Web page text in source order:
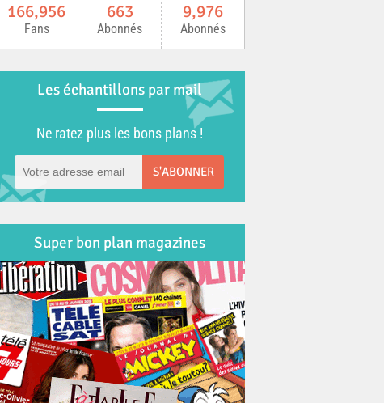
166,956
Fans
663
Abonnés
9,976
Abonnés
Les échantillons par mail
Ne ratez plus les bons plans !
S'ABONNER
Super bon plan magazines